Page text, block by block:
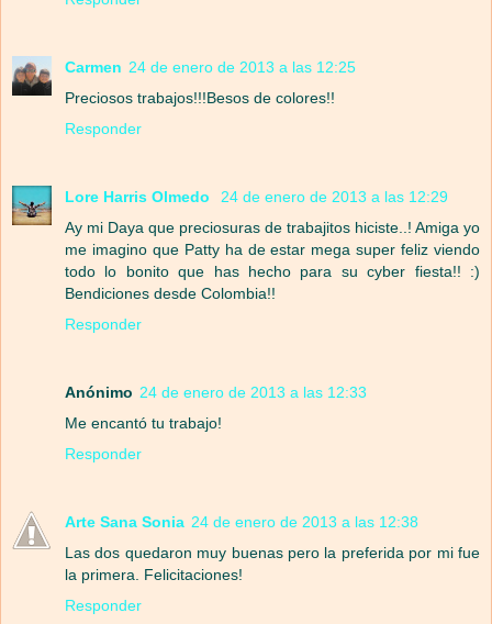
Carmen 24 de enero de 2013 a las 12:25
Preciosos trabajos!!!Besos de colores!!
Responder
Lore Harris Olmedo
24 de enero de 2013 a las 12:29
Ay mi Daya que preciosuras de trabajitos hiciste..! Amiga yo
me imagino que Patty ha de estar mega super feliz viendo
todo lo bonito que has hecho para su cyber fiesta!! :)
Bendiciones desde Colombia!!
Responder
Anónimo 24 de enero de 2013 a las 12:33
Me encantó tu trabajo!
Responder
Arte Sana Sonia 24 de enero de 2013 a las 12:38
Las dos quedaron muy buenas pero la preferida por mi fue
la primera. Felicitaciones!
Responder